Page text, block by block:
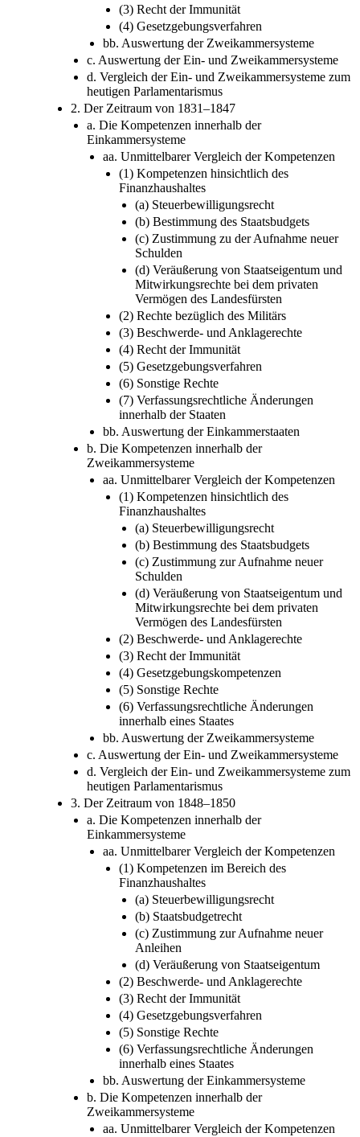
(3) Recht der Immunität
(4) Gesetzgebungsverfahren
bb. Auswertung der Zweikammersysteme
c. Auswertung der Ein- und Zweikammersysteme
d. Vergleich der Ein- und Zweikammersysteme zum
heutigen Parlamentarismus
2. Der Zeitraum von 1831–1847
a. Die Kompetenzen innerhalb der
Einkammersysteme
aa. Unmittelbarer Vergleich der Kompetenzen
(1) Kompetenzen hinsichtlich des
Finanzhaushaltes
(a) Steuerbewilligungsrecht
(b) Bestimmung des Staatsbudgets
(c) Zustimmung zu der Aufnahme neuer
Schulden
(d) Veräußerung von Staatseigentum und
Mitwirkungsrechte bei dem privaten
Vermögen des Landesfürsten
(2) Rechte bezüglich des Militärs
(3) Beschwerde- und Anklagerechte
(4) Recht der Immunität
(5) Gesetzgebungsverfahren
(6) Sonstige Rechte
(7) Verfassungsrechtliche Änderungen
innerhalb der Staaten
bb. Auswertung der Einkammerstaaten
b. Die Kompetenzen innerhalb der
Zweikammersysteme
aa. Unmittelbarer Vergleich der Kompetenzen
(1) Kompetenzen hinsichtlich des
Finanzhaushaltes
(a) Steuerbewilligungsrecht
(b) Bestimmung des Staatsbudgets
(c) Zustimmung zur Aufnahme neuer
Schulden
(d) Veräußerung von Staatseigentum und
Mitwirkungsrechte bei dem privaten
Vermögen des Landesfürsten
(2) Beschwerde- und Anklagerechte
(3) Recht der Immunität
(4) Gesetzgebungskompetenzen
(5) Sonstige Rechte
(6) Verfassungsrechtliche Änderungen
innerhalb eines Staates
bb. Auswertung der Zweikammersysteme
c. Auswertung der Ein- und Zweikammersysteme
d. Vergleich der Ein- und Zweikammersysteme zum
heutigen Parlamentarismus
3. Der Zeitraum von 1848–1850
a. Die Kompetenzen innerhalb der
Einkammersysteme
aa. Unmittelbarer Vergleich der Kompetenzen
(1) Kompetenzen im Bereich des
Finanzhaushaltes
(a) Steuerbewilligungsrecht
(b) Staatsbudgetrecht
(c) Zustimmung zur Aufnahme neuer
Anleihen
(d) Veräußerung von Staatseigentum
(2) Beschwerde- und Anklagerechte
(3) Recht der Immunität
(4) Gesetzgebungsverfahren
(5) Sonstige Rechte
(6) Verfassungsrechtliche Änderungen
innerhalb eines Staates
bb. Auswertung der Einkammersysteme
b. Die Kompetenzen innerhalb der
Zweikammersysteme
aa. Unmittelbarer Vergleich der Kompetenzen